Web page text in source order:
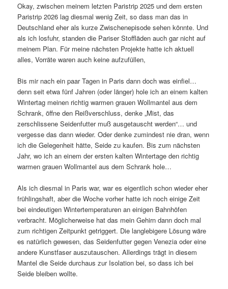
Okay, zwischen meinem letzten Paristrip 2025 und dem ersten
Paristrip 2026 lag diesmal wenig Zeit, so dass man das in
Deutschland eher als kurze Zwischenepisode sehen könnte. Und
als ich losfuhr, standen die Pariser Stoffläden auch gar nicht auf
meinem Plan. Für meine nächsten Projekte hatte ich aktuell
alles, Vorräte waren auch keine aufzufüllen,
Bis mir nach ein paar Tagen in Paris dann doch was einfiel…
denn seit etwa fünf Jahren (oder länger) hole ich an einem kalten
Wintertag meinen richtig warmen grauen Wollmantel aus dem
Schrank, öffne den Reißverschluss, denke „Mist, das
zerschlissene Seidenfutter muß ausgetauscht werden“… und
vergesse das dann wieder. Oder denke zumindest nie dran, wenn
ich die Gelegenheit hätte, Seide zu kaufen. Bis zum nächsten
Jahr, wo ich an einem der ersten kalten Wintertage den richtig
warmen grauen Wollmantel aus dem Schrank hole…
Als ich diesmal in Paris war, war es eigentlich schon wieder eher
frühlingshaft, aber die Woche vorher hatte ich noch einige Zeit
bei eindeutigen Wintertemperaturen an einigen Bahnhöfen
verbracht. Möglicherweise hat das mein Gehirn dann doch mal
zum richtigen Zeitpunkt getriggert. Die langlebigere Lösung wäre
es natürlich gewesen, das Seidenfutter gegen Venezia oder eine
andere Kunstfaser auszutauschen. Allerdings trägt in diesem
Mantel die Seide durchaus zur Isolation bei, so dass ich bei
Seide bleiben wollte.